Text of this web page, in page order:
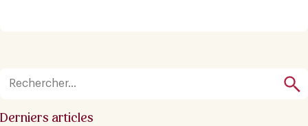
Derniers articles